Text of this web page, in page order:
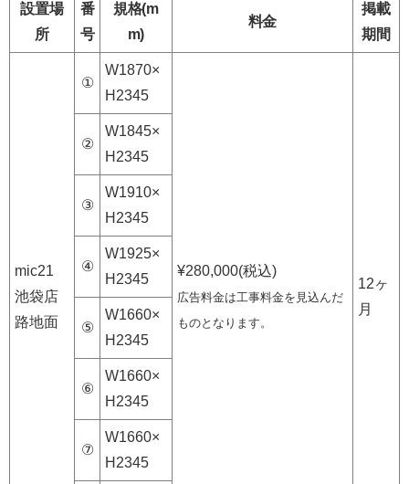
設置場
所
番
号
規格(m
m)
料金
掲載
期間
mic21
池袋店
路地面
①
W1870×
H2345
¥280,000(税込)
広告料金は工事料金を見込んだ
ものとなります。
12ヶ
月
②
W1845×
H2345
③
W1910×
H2345
④
W1925×
H2345
⑤
W1660×
H2345
⑥
W1660×
H2345
⑦
W1660×
H2345